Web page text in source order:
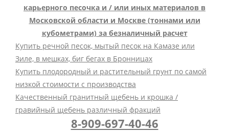
карьерного песочка и / или иных материалов в
Московской области и Москве (тоннами или
кубометрами) за безналичный расчет
Купить речной песок, мытый песок на Камазе или
Зиле, в мешках, биг бегах в Бронницах
Купить плодородный и растительный грунт по самой
низкой стоимости с производства
Качественный гранитный щебень и крошка /
гравийный щебень различный фракций
8-909-697-40-46